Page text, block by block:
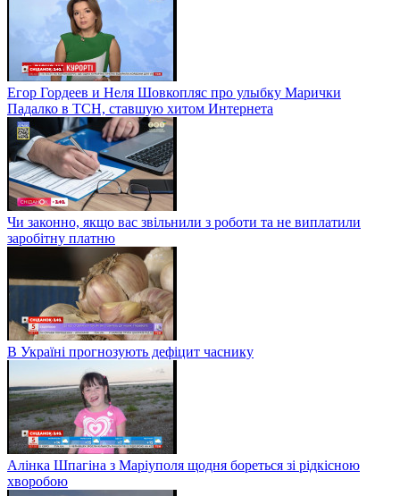
Егор Гордеев и Неля Шовкопляс про улыбку Марички
Падалко в ТСН, ставшую хитом Интернета
Чи законно, якщо вас звільнили з роботи та не виплатили
заробітну платню
В Україні прогнозують дефіцит часнику
Алінка Шпагіна з Маріуполя щодня бореться зі рідкісною
хворобою